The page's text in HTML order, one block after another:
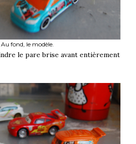
Au fond, le modèle.
le pare brise avant entièrement